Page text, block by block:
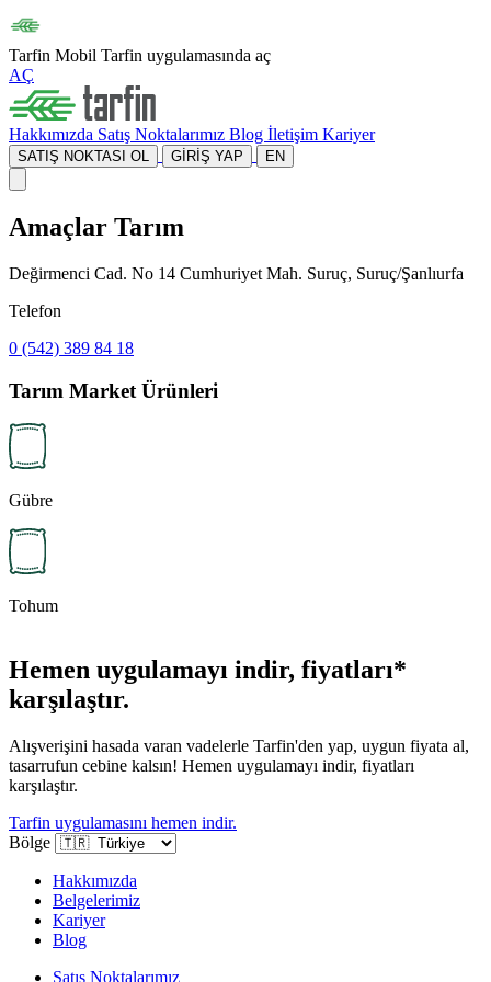
Tarfin Mobil Tarfin uygulamasında aç
AÇ
Hakkımızda Satış Noktalarımız Blog İletişim Kariyer
SATIŞ NOKTASI OL GİRİŞ YAP EN
Amaçlar Tarım
Değirmenci Cad. No 14 Cumhuriyet Mah. Suruç, Suruç/Şanlıurfa
Telefon
0 (542) 389 84 18
Tarım Market Ürünleri
Gübre
Tohum
Hemen uygulamayı indir, fiyatları*
karşılaştır.
Alışverişini hasada varan vadelerle Tarfin'den yap, uygun fiyata al,
tasarrufun cebine kalsın! Hemen uygulamayı indir, fiyatları
karşılaştır.
Tarfin uygulamasını hemen indir.
Bölge
Hakkımızda
Belgelerimiz
Kariyer
Blog
Satış Noktalarımız